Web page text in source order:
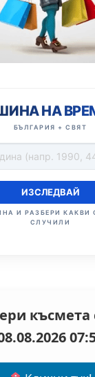
НА
БЪЛГАРИЯ + СВЯТ
ИЗСЛЕДВАЙ
И РАЗБЕРИ КАКВИ
СЛУЧИЛИ
късмета